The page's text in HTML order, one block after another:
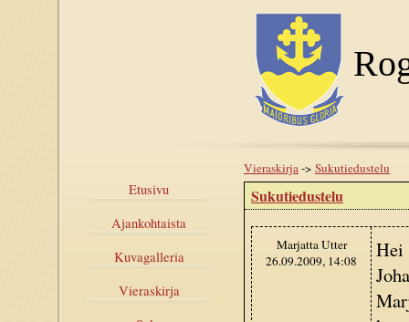
Etusivu
Ajankohtaista
Kuvagalleria
Vieraskirja
Vieraskirja-> Sukutiedustelu
Sukutiedustelu
Marjatta Utter
26.09.2009, 14:08
Hei